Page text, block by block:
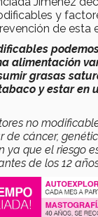
y
de esta
alimentación
grasas
y estar en
no
de cáncer,
ya que el riesgo
de los 12